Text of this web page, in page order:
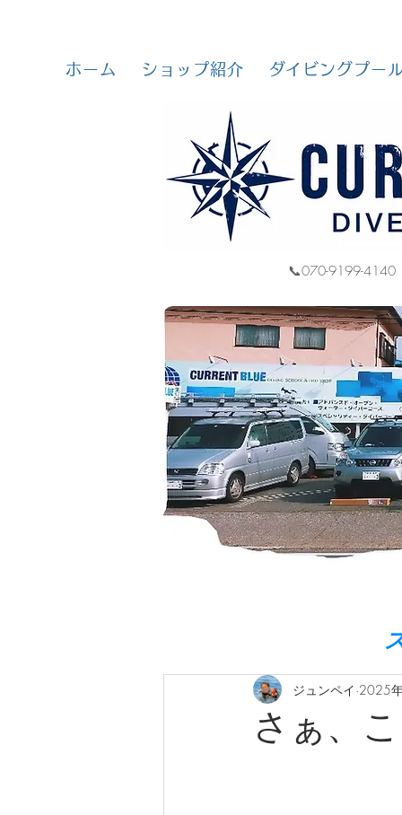
ホーム ショップ紹介 ダイビングプー
📞070-9199-4140
さぁ、
ジュンペイ 2025